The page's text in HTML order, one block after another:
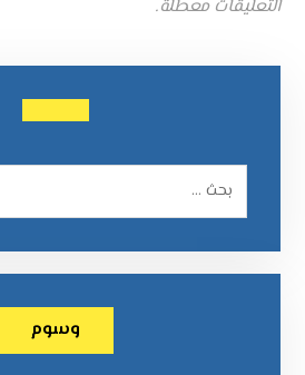
التعليقات معطلة.
وسوم